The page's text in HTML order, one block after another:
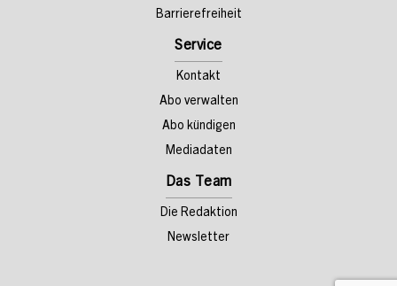
Barrierefreiheit
Service
Kontakt
Abo verwalten
Abo kündigen
Mediadaten
Das Team
Die Redaktion
Newsletter